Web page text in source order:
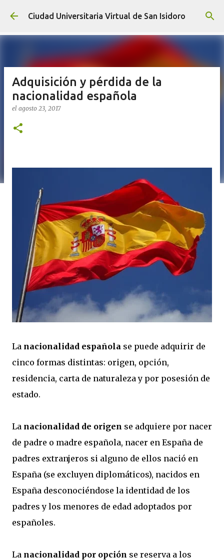
Ir al contenido principal
Ciudad Universitaria Virtual de San Isidoro
Adquisición y pérdida de la
nacionalidad española
el agosto 23, 2017
La nacionalidad española se puede adquirir de
cinco formas distintas: origen, opción,
residencia, carta de naturaleza y por posesión de
estado.
La nacionalidad de origen se adquiere por nacer
de padre o madre española, nacer en España de
padres extranjeros si alguno de ellos nació en
España (se excluyen diplomáticos), nacidos en
España desconociéndose la identidad de los
padres y los menores de edad adoptados por
españoles.
La nacionalidad por opción se reserva a los